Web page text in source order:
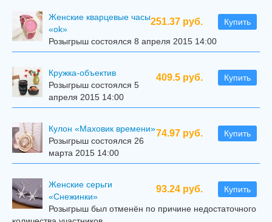
251.37 руб. Купить
Женские кварцевые часы
«ok»
Розыгрыш состоялся 8 апреля 2015 14:00
409.5 руб. Купить
Кружка-объектив
Розыгрыш состоялся 5
апреля 2015 14:00
74.97 руб. Купить
Кулон «Маховик времени»
Розыгрыш состоялся 26
марта 2015 14:00
93.24 руб. Купить
Женские серьги
«Снежинки»
Розыгрыш был отменён по причине недостаточного